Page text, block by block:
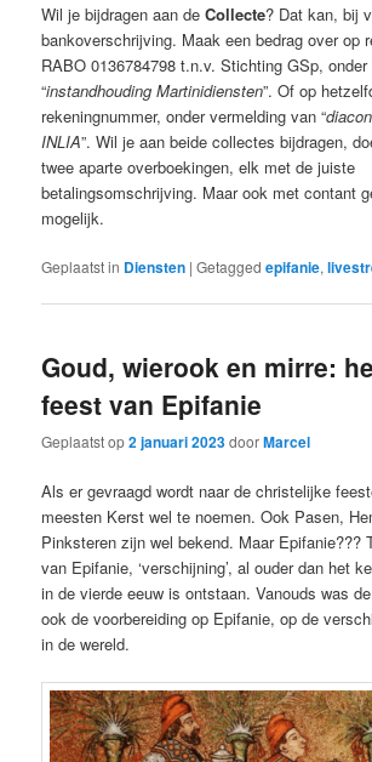
Wil je bijdragen aan deCollecte? Dat kan, bij
bankoverschrijving. Maak een bedrag over op
RABO 0136784798 t.n.v. Stichting GSp,
“instandhouding Martinidiensten”. Of op
rekeningnummer, onder vermelding van “
INLIA”. Wil je aan beide collectes bijdragen,
twee aparte overboekingen, elk met de juiste
betalingsomschrijving. Maar ook met contant
mogelijk.
Geplaatst in Diensten |Getagged epifanie,
Goud, wierook en mirre:
feest van Epifanie
Geplaatst op2 januari 2023doorMarcel
Als er gevraagd wordt naar de christelijke
meesten Kerst wel te noemen. Ook Pasen,
Pinksteren zijn wel bekend. Maar Epifanie???
van Epifanie, ‘verschijning’, al ouder dan het
in de vierde eeuw is ontstaan. Vanouds was
ook de voorbereiding op Epifanie, op de
in de wereld.